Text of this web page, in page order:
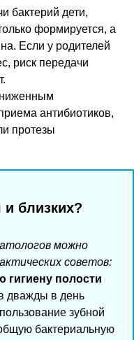
бактерий дети,
формируется, а
Если у родителей
риск передачи
антибиотиков,
протезы
и близких?
можно
советов:
гигиену полости
дважды в день
зубной
бактериальную